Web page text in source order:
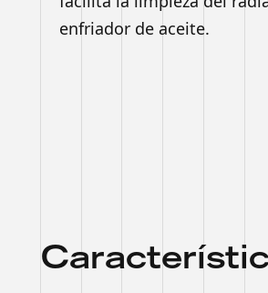
enfriador de aceite.